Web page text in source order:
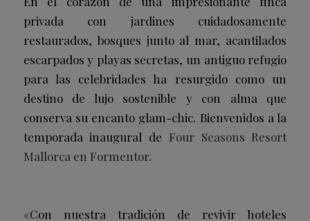
privada con jardines cuidadosamente
restaurados, bosques junto al mar, acantilados
escarpados y playas secretas, un antiguo refugio
para las celebridades ha resurgido como un
destino de lujo sostenible y con alma que
conserva su encanto glam-chic. Bienvenidos a la
temporada inaugural de Four Seasons Resort
Mallorca en Formentor.
«Con nuestra tradición de revivir hoteles